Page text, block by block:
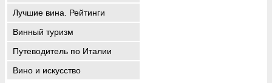
Лучшие вина. Рейтинги
Винный туризм
Путеводитель по Италии
Вино и искусство